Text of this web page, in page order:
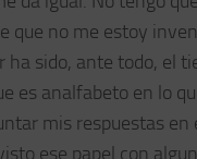
que no me estoy
sido, ante todo, el
es analfabeto en lo
mis respuestas
ese papel con